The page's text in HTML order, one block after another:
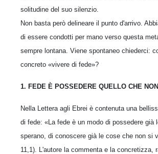
solitudine del suo silenzio.
Non basta però delineare il punto d'arrivo.
di essere condotti per mano verso questa
sempre lontana. Viene spontaneo chiederci:
concreto «vivere di fede»?
1. FEDE È POSSEDERE QUELLO CHE
Nella Lettera agli Ebrei è contenuta una
di fede: «La fede è un modo di possedere già
sperano, di conoscere già le cose che non si
11,1). L'autore la commenta e la concretizza,